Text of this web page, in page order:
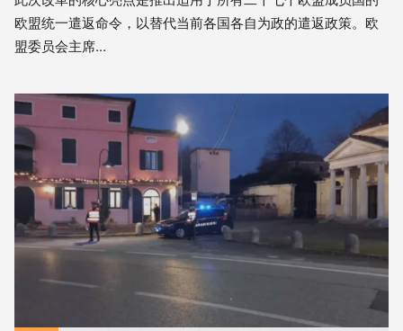
欧盟统一遣返命令，以替代当前各国各自为政的遣返政策。欧
盟委员会主席...